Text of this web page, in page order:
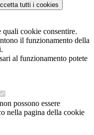
tutti i cookies
quali cookie consentire.
il funzionamento della
al funzionamento potete
possono essere
nella pagina della cookie